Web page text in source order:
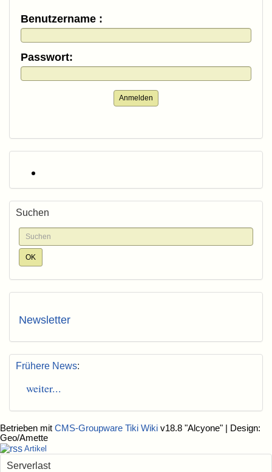
Benutzername :
Passwort:
Anmelden
Suchen
Newsletter
Frühere News:
weiter...
Betrieben mit CMS-Groupware Tiki Wiki v18.8 "Alcyone" | Design:
Geo/Amette
Artikel
Serverlast